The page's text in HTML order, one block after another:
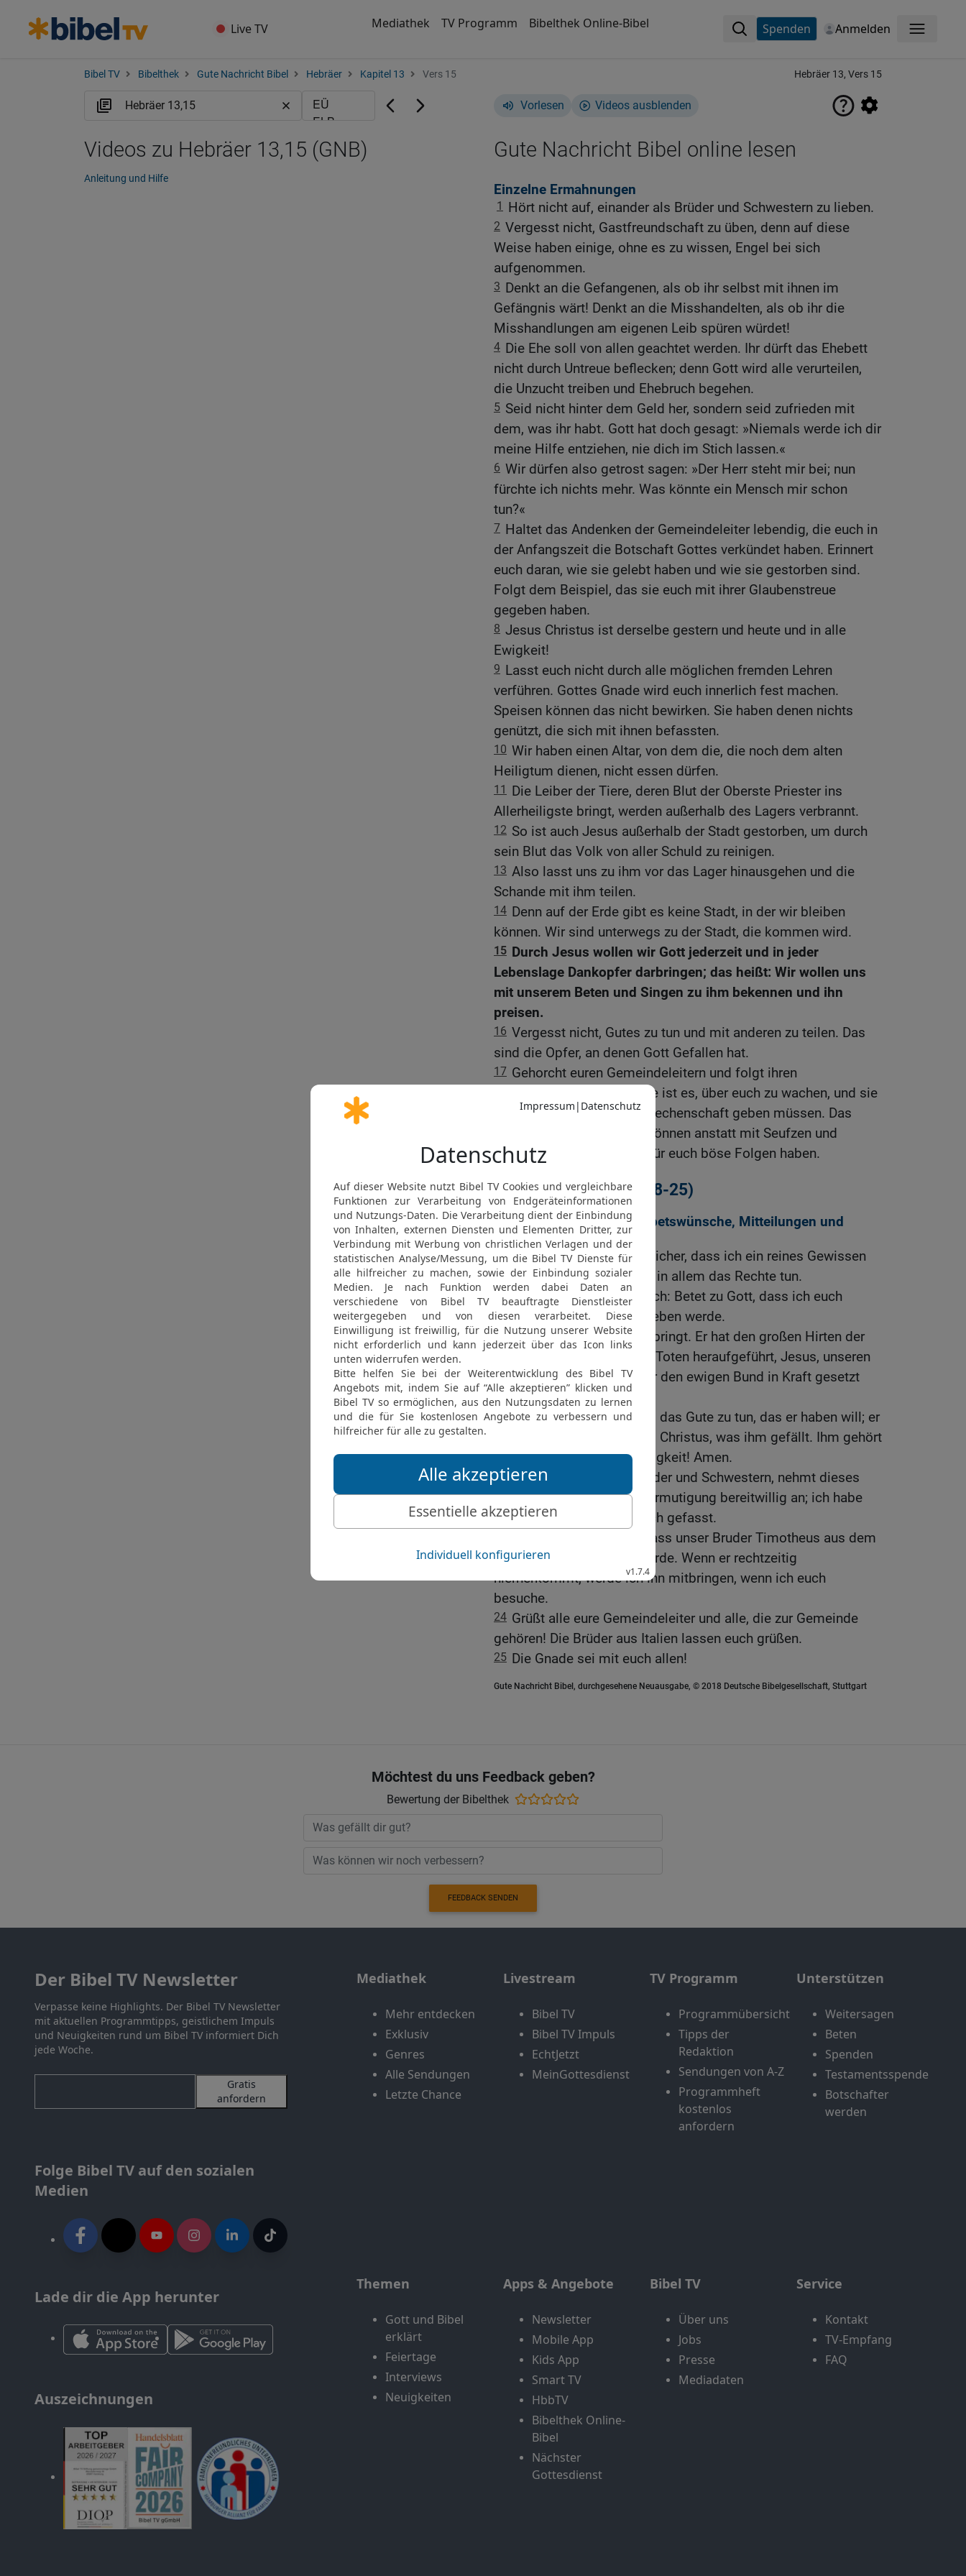
Live TV Mediathek TV Programm Bibelthek Online-Bibel Spenden Anmelden Menü
Bibel TV Bibelthek Gute Nachricht Bibel Hebräer Kapitel 13 Vers 15 Hebräer 13, Vers 15
Vorlesen Videos ausblenden
Gute Nachricht Bibel online lesen
Einzelne Ermahnungen
1 Hört nicht auf, einander als Brüder und Schwestern zu lieben.
2 Vergesst nicht, Gastfreundschaft zu üben, denn auf diese
Weise haben einige, ohne es zu wissen, Engel bei sich
aufgenommen.
3 Denkt an die Gefangenen, als ob ihr selbst mit ihnen im
Gefängnis wärt! Denkt an die Misshandelten, als ob ihr die
Misshandlungen am eigenen Leib spüren würdet!
4 Die Ehe soll von allen geachtet werden. Ihr dürft das Ehebett
nicht durch Untreue beflecken; denn Gott wird alle verurteilen,
die Unzucht treiben und Ehebruch begehen.
5 Seid nicht hinter dem Geld her, sondern seid zufrieden mit
dem, was ihr habt. Gott hat doch gesagt: »Niemals werde ich dir
meine Hilfe entziehen, nie dich im Stich lassen.«
6 Wir dürfen also getrost sagen: »Der Herr steht mir bei; nun
fürchte ich nichts mehr. Was könnte ein Mensch mir schon
tun?«
7 Haltet das Andenken der Gemeindeleiter lebendig, die euch in
der Anfangszeit die Botschaft Gottes verkündet haben. Erinnert
euch daran, wie sie gelebt haben und wie sie gestorben sind.
Folgt dem Beispiel, das sie euch mit ihrer Glaubenstreue
gegeben haben.
8 Jesus Christus ist derselbe gestern und heute und in alle
Ewigkeit!
9 Lasst euch nicht durch alle möglichen fremden Lehren
verführen. Gottes Gnade wird euch innerlich fest machen.
Speisen können das nicht bewirken. Sie haben denen nichts
genützt, die sich mit ihnen befassten.
10 Wir haben einen Altar, von dem die, die noch dem alten
Heiligtum dienen, nicht essen dürfen.
11
Die Leiber der Tiere, deren Blut der Oberste Priester ins
Allerheiligste bringt, werden außerhalb des Lagers verbrannt.
12 So ist auch Jesus außerhalb der Stadt gestorben, um durch
sein Blut das Volk von aller Schuld zu reinigen.
13 Also lasst uns zu ihm vor das Lager hinausgehen und die
Schande mit ihm teilen.
14 Denn auf der Erde gibt es keine Stadt, in der wir bleiben
können. Wir sind unterwegs zu der Stadt, die kommen wird.
15 Durch Jesus wollen wir Gott jederzeit und in jeder
Lebenslage Dankopfer darbringen; das heißt: Wir wollen uns
mit unserem Beten und Singen zu ihm bekennen und ihn
preisen.
16 Vergesst nicht, Gutes zu tun und mit anderen zu teilen. Das
sind die Opfer, an denen Gott Gefallen hat.
17 Gehorcht euren Gemeindeleitern und folgt ihren
Anweisungen. Ihre Aufgabe ist es, über euch zu wachen, und sie
werden über ihren Dienst Rechenschaft geben müssen. Das
sollen sie mit Freude tun können anstatt mit Seufzen und
Stöhnen; denn das würde für euch böse Folgen haben.
BRIEFSCHLUSS (13,18-25)
Abschließende Bitten, Gebetswünsche, Mitteilungen und
Grüße
18 Betet für mich! Ich bin sicher, dass ich ein reines Gewissen
habe; denn ich will ja stets in allem das Rechte tun.
19 Umso mehr bitte ich euch: Betet zu Gott, dass ich euch
möglichst bald wiedergegeben werde.
20 Gott ist es, der Frieden bringt. Er hat den großen Hirten der
Schafe aus dem Reich der Toten heraufgeführt, Jesus, unseren
Herrn, durch dessen Blut er den ewigen Bund in Kraft gesetzt
hat.
21 Er mache euch fähig, all das Gute zu tun, das er haben will; er
schaffe in uns durch Jesus Christus, was ihm gefällt. Ihm gehört
die Herrlichkeit für alle Ewigkeit! Amen.
22 Ich bitte euch, liebe Brüder und Schwestern, nehmt dieses
Wort der Ermahnung und Ermutigung bereitwillig an; ich habe
mich ja so kurz wie möglich gefasst.
Ihr sollt noch wissen, dass unser Bruder Timotheus aus dem
Gefängnis freigelassen wurde. Wenn er rechtzeitig
hierherkommt, werde ich ihn mitbringen, wenn ich euch
besuche.
24 Grüßt alle eure Gemeindeleiter und alle, die zur Gemeinde
gehören! Die Brüder aus Italien lassen euch grüßen.
25 Die Gnade sei mit euch allen!
Gute Nachricht Bibel, durchgesehene Neuausgabe, © 2018 Deutsche Bibelgesellschaft, Stuttgart
Videos zu Hebräer 13,15 (GNB)
Anleitung und Hilfe
Möchtest du uns Feedback geben?
Bewertung der Bibelthek
FEEDBACK SENDEN
Der Bibel TV Newsletter
Verpasse keine Highlights. Der Bibel TV Newsletter
mit aktuellen Programmtipps, geistlichem Impuls
und Neuigkeiten rund um Bibel TV informiert Dich
jede Woche.
Gratis
anfordern
Folge Bibel TV auf den sozialen
Medien
Lade dir die App herunter
Auszeichnungen
Mediathek
Mehr entdecken
Exklusiv
Genres
Alle Sendungen
Letzte Chance
Livestream
Bibel TV
Bibel TV Impuls
EchtJetzt
MeinGottesdienst
TV Programm
Programmübersicht
Tipps der
Redaktion
Sendungen von A-Z
Programmheft
kostenlos
anfordern
Unterstützen
Weitersagen
Beten
Spenden
Testamentsspende
Botschafter
werden
Themen
Gott und Bibel
erklärt
Feiertage
Interviews
Neuigkeiten
Apps & Angebote
Newsletter
Mobile App
Kids App
Smart TV
HbbTV
Bibelthek Online-
Bibel
Nächster
Gottesdienst
Bibel TV
Über uns
Jobs
Presse
Mediadaten
Service
Kontakt
TV-Empfang
FAQ